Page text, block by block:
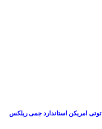
توتی امریکن استاندارد جمی ریلکس